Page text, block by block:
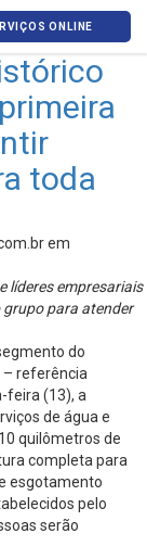
ONLINE
toda
em
líderes empresariais
para atender
do
– referência
feira (13), a
de água e
quilômetros de
completa para
esgotamento
pelo
serão